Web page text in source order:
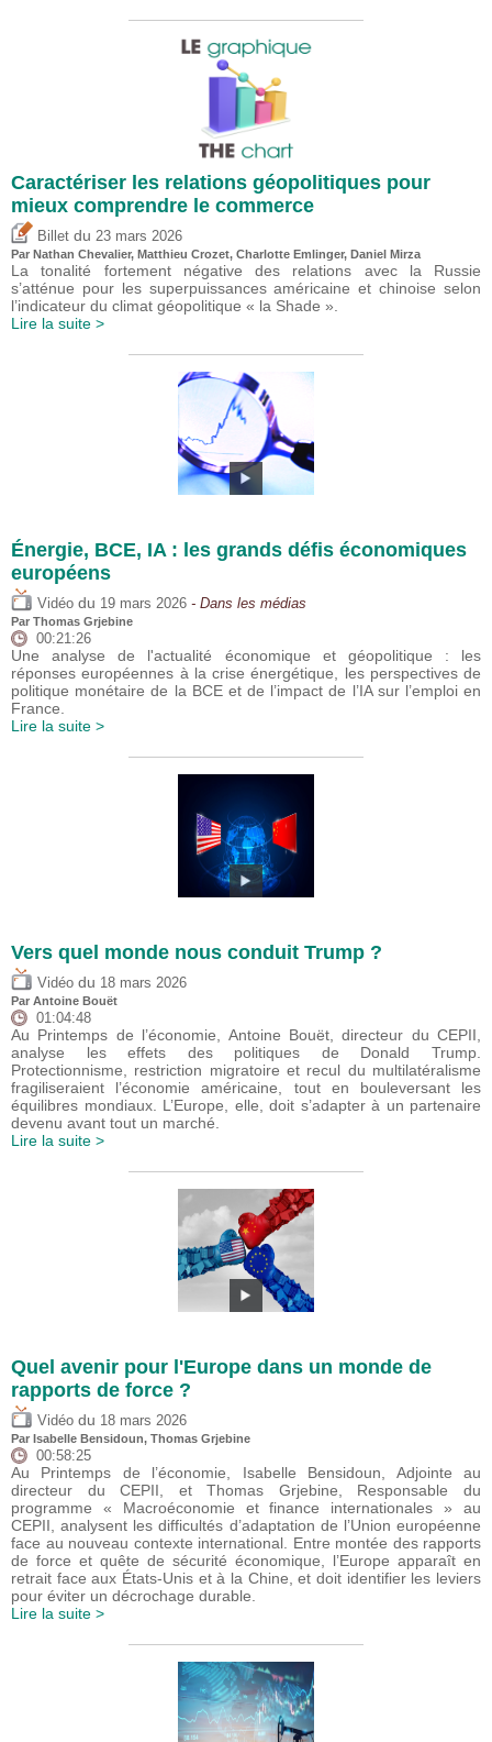
Caractériser les relations géopolitiques pour
mieux comprendre le commerce
Billet du 23 mars 2026
Par Nathan Chevalier, Matthieu Crozet, Charlotte Emlinger, Daniel Mirza
La tonalité fortement négative des relations avec la Russie
s’atténue pour les superpuissances américaine et chinoise selon
l’indicateur du climat géopolitique « la Shade ».
Lire la suite >
Énergie, BCE, IA : les grands défis économiques
européens
Vidéo du 19 mars 2026 - Dans les médias
Par Thomas Grjebine
00:21:26
Une analyse de l'actualité économique et géopolitique : les
réponses européennes à la crise énergétique, les perspectives de
politique monétaire de la BCE et de l’impact de l’IA sur l’emploi en
France.
Lire la suite >
Vers quel monde nous conduit Trump ?
Vidéo du 18 mars 2026
Par Antoine Bouët
01:04:48
Au Printemps de l’économie, Antoine Bouët, directeur du CEPII,
analyse les effets des politiques de Donald Trump.
Protectionnisme, restriction migratoire et recul du multilatéralisme
fragiliseraient l’économie américaine, tout en bouleversant les
équilibres mondiaux. L’Europe, elle, doit s’adapter à un partenaire
devenu avant tout un marché.
Lire la suite >
Quel avenir pour l'Europe dans un monde de
rapports de force ?
Vidéo du 18 mars 2026
Par Isabelle Bensidoun, Thomas Grjebine
00:58:25
Au Printemps de l’économie, Isabelle Bensidoun, Adjointe au
directeur du CEPII, et Thomas Grjebine, Responsable du
programme « Macroéconomie et finance internationales » au
CEPII, analysent les difficultés d’adaptation de l’Union européenne
face au nouveau contexte international. Entre montée des rapports
de force et quête de sécurité économique, l’Europe apparaît en
retrait face aux États-Unis et à la Chine, et doit identifier les leviers
pour éviter un décrochage durable.
Lire la suite >